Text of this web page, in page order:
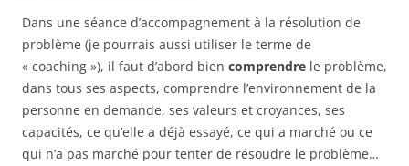
Dans une séance d’accompagnement à la résolution de
problème (je pourrais aussi utiliser le terme de
« coaching »), il faut d’abord bien comprendre le problème,
dans tous ses aspects, comprendre l’environnement de la
personne en demande, ses valeurs et croyances, ses
capacités, ce qu’elle a déjà essayé, ce qui a marché ou ce
qui n’a pas marché pour tenter de résoudre le problème…